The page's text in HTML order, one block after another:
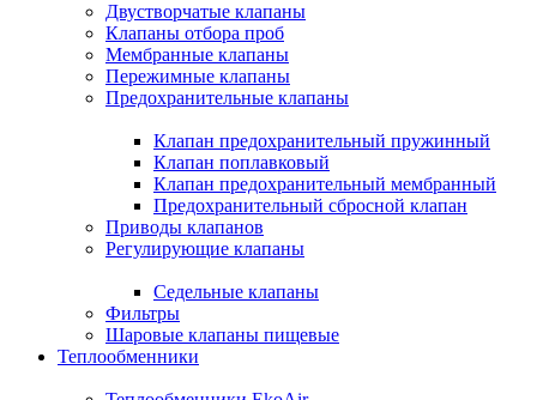
Двустворчатые клапаны
Клапаны отбора проб
Мембранные клапаны
Пережимные клапаны
Предохранительные клапаны
Клапан предохранительный пружинный
Клапан поплавковый
Клапан предохранительный мембранный
Предохранительный сбросной клапан
Приводы клапанов
Регулирующие клапаны
Седельные клапаны
Фильтры
Шаровые клапаны пищевые
Теплообменники